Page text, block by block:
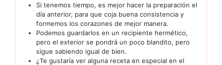
Si tenemos tiempo, es mejor hacer la preparación el
día anterior, para que coja buena consistencia y
formemos los corazones de mejor manera.
Podemos guardarlos en un recipiente hermético,
pero el exterior se pondrá un poco blandito, pero
sigue sabiendo igual de bien.
¿Te gustaría ver alguna receta en especial en el